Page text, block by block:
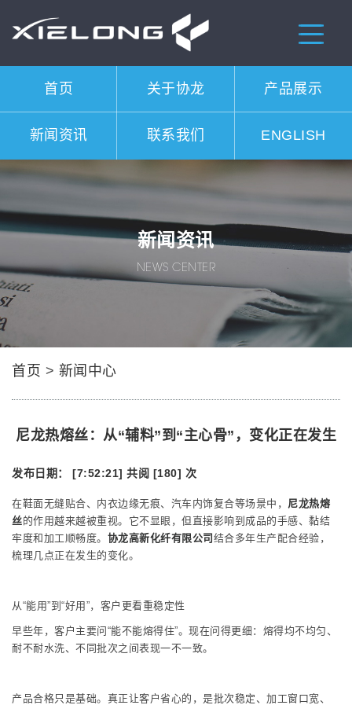
首页 关于协龙 产品展示
新闻资讯 联系我们 ENGLISH
新闻资讯
NEWS CENTER
首页 > 新闻中心
尼龙热熔丝：从“辅料”到“主心骨”，变化正在发生
发布日期： [7:52:21] 共阅 [180] 次
在鞋面无缝贴合、内衣边缘无痕、汽车内饰复合等场景中， 尼龙热熔
丝的作用越来越被重视。它不显眼，但直接影响到成品的手感、黏结
牢度和加工顺畅度。 协龙高新化纤有限公司 结合多年生产配合经验，
梳理几点正在发生的变化。
从“能用”到“好用”，客户更看重稳定性
早些年，客户主要问“能不能熔得住”。现在问得更细：熔得均不均匀、
耐不耐水洗、不同批次之间表现一不一致。
产品合格只是基础。真正让客户省心的，是批次稳定、加工窗口宽、